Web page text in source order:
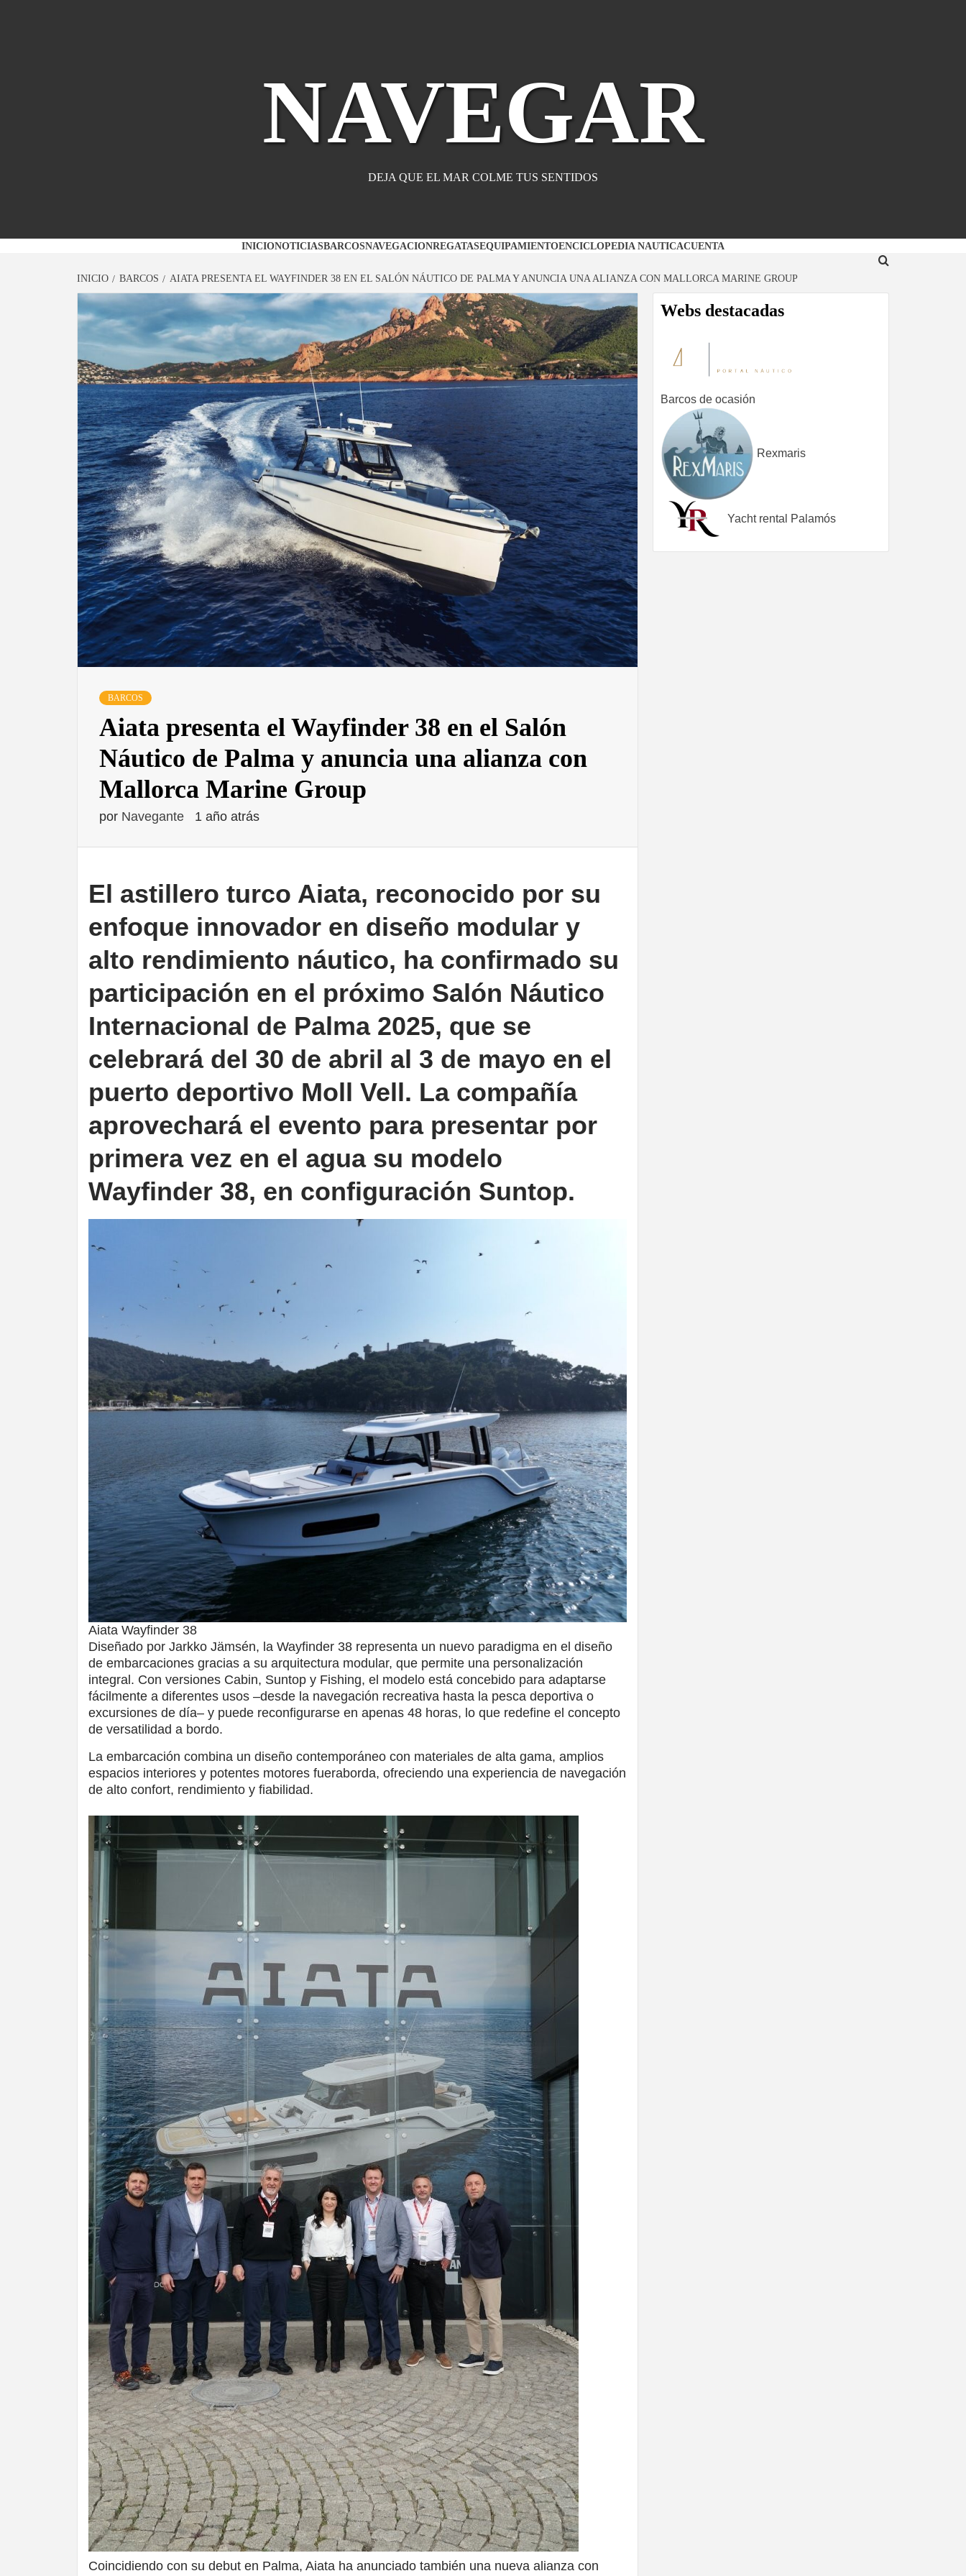
NAVEGAR
DEJA QUE EL MAR COLME TUS SENTIDOS
INICIONOTICIASBARCOSNAVEGACIONREGATASEQUIPAMIENTOENCICLOPEDIA NAUTICACUENTA
INICIO BARCOS AIATA PRESENTA EL WAYFINDER 38 EN EL SALÓN NÁUTICO DE PALMA Y ANUNCIA UNA ALIANZA CON MALLORCA MARINE GROUP
BARCOS
Aiata presenta el Wayfinder 38 en el Salón
Náutico de Palma y anuncia una alianza con
Mallorca Marine Group
por Navegante 1 año atrás
El astillero turco Aiata, reconocido por su
enfoque innovador en diseño modular y
alto rendimiento náutico, ha confirmado su
participación en el próximo Salón Náutico
Internacional de Palma 2025, que se
celebrará del 30 de abril al 3 de mayo en el
puerto deportivo Moll Vell. La compañía
aprovechará el evento para presentar por
primera vez en el agua su modelo
Wayfinder 38, en configuración Suntop.
Aiata Wayfinder 38
Diseñado por Jarkko Jämsén, la Wayfinder 38 representa un nuevo paradigma en el diseño
de embarcaciones gracias a su arquitectura modular, que permite una personalización
integral. Con versiones Cabin, Suntop y Fishing, el modelo está concebido para adaptarse
fácilmente a diferentes usos –desde la navegación recreativa hasta la pesca deportiva o
excursiones de día– y puede reconfigurarse en apenas 48 horas, lo que redefine el concepto
de versatilidad a bordo.
La embarcación combina un diseño contemporáneo con materiales de alta gama, amplios
espacios interiores y potentes motores fueraborda, ofreciendo una experiencia de navegación
de alto confort, rendimiento y fiabilidad.
Coincidiendo con su debut en Palma, Aiata ha anunciado también una nueva alianza con
Webs destacadas
Barcos de ocasión
Rexmaris
Yacht rental Palamós